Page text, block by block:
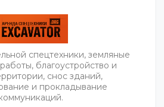
спецтехники, земляные
благоустройство и
снос зданий,
и прокладывание